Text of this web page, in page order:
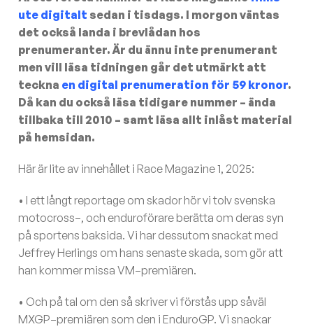
ute digitalt sedan i tisdags. I morgon väntas
det också landa i brevlådan hos
prenumeranter. Är du ännu inte prenumerant
men vill läsa tidningen går det utmärkt att
teckna en digital prenumeration för 59 kronor.
Då kan du också läsa tidigare nummer – ända
tillbaka till 2010 – samt läsa allt inlåst material
på hemsidan.
Här är lite av innehållet i Race Magazine 1, 2025:
• I ett långt reportage om skador hör vi tolv svenska
motocross–, och enduroförare berätta om deras syn
på sportens baksida. Vi har dessutom snackat med
Jeffrey Herlings om hans senaste skada, som gör att
han kommer missa VM–premiären.
• Och på tal om den så skriver vi förstås upp såväl
MXGP–premiären som den i EnduroGP. Vi snackar